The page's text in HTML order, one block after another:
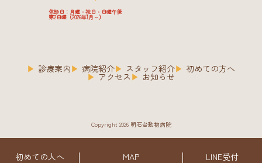
初めての人へ MAP LINE受付
休診日：月曜・祝日・日曜午後
第2日曜（2026年1月～）
診療案内 病院紹介 スタッフ紹介 初めての方へ
アクセス お知らせ
Copyright 2026 明石台動物病院